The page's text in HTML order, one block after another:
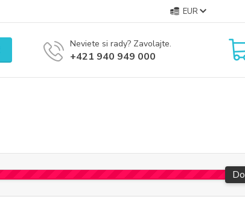
EUR
Neviete si rady? Zavolajte.
+421 940 949 000
Do